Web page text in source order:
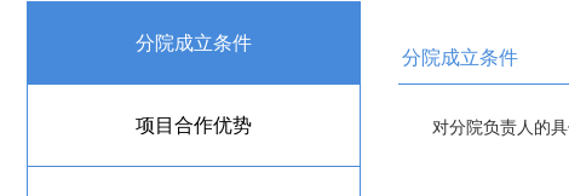
分院成立条件
项目合作优势
分院成立条件
对分院负责人的具